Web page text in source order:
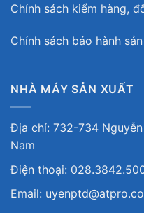
Chính sách kiểm hàng,
Chính sách bảo hành
NHÀ MÁY SẢN XUẤT
Địa chỉ: 732-734 Nguyễn
Nam
Điện thoại:
Email: